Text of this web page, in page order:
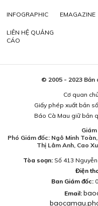
INFOGRAPHIC EMAGAZINE
LIÊN HỆ QUẢNG
CÁO
© 2005 - 2023 Bản
Cơ quan
Giấy phép xuất bản
Báo Cà Mau giữ bản
Phó Giám đốc: Ngô Minh
Thị Lâm Anh, Cao
Tòa soạn:Số 413
Điện
Ban Giám đốc:
Email: